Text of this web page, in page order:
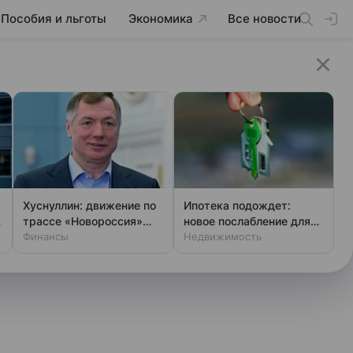
Пособия и льготы Экономика Все новости
Хуснуллин: движение по
трассе «Новороссия»
восстановлено
Финансы
Ипотека подождет:
новое послабление для
родителей
Недвижимость